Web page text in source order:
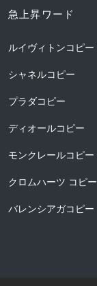
急上昇ワード
ルイヴィトンコピー
シャネルコピー
プラダコピー
ディオールコピー
モンクレールコピー
クロムハーツ コピー
バレンシアガコピー